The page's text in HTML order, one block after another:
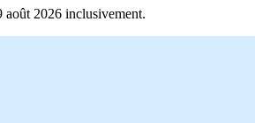
2026 inclusivement.